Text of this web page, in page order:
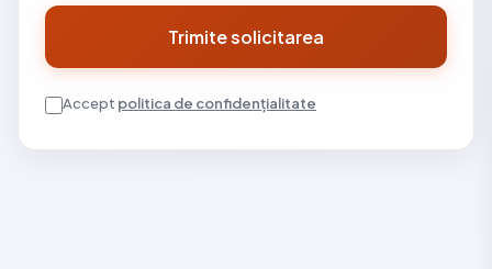
Trimite solicitarea
Accept politica de confidențialitate